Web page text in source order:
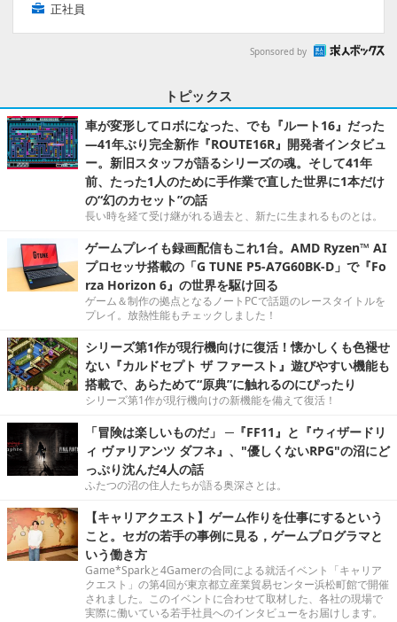
正社員
Sponsored by
トピックス
車が変形してロボになった、でも『ルート16』だった
―41年ぶり完全新作『ROUTE16R』開発者インタビュ
ー。新旧スタッフが語るシリーズの魂。そして41年
前、たった1人のために手作業で直した世界に1本だけ
の“幻のカセット”の話
長い時を経て受け継がれる過去と、新たに生まれるものとは。
ゲームプレイも録画配信もこれ1台。AMD Ryzen™ AI
プロセッサ搭載の「G TUNE P5-A7G60BK-D」で『Fo
rza Horizon 6』の世界を駆け回る
ゲーム＆制作の拠点となるノートPCで話題のレースタイトルを
プレイ。放熱性能もチェックしました！
シリーズ第1作が現行機向けに復活！懐かしくも色褪せ
ない『カルドセプト ザ ファースト』遊びやすい機能も
搭載で、あらためて“原典”に触れるのにぴったり
シリーズ第1作が現行機向けの新機能を備えて復活！
「冒険は楽しいものだ」 ─『FF11』と『ウィザードリ
ィ ヴァリアンツ ダフネ』、"優しくないRPG"の沼にど
っぷり沈んだ4人の話
ふたつの沼の住人たちが語る奥深さとは。
【キャリアクエスト】ゲーム作りを仕事にするという
こと。セガの若手の事例に見る，ゲームプログラマと
いう働き方
Game*Sparkと4Gamerの合同による就活イベント「キャリア
クエスト」の第4回が東京都立産業貿易センター浜松町館で開催
されました。このイベントに合わせて取材した、各社の現場で
実際に働いている若手社員へのインタビューをお届けします。